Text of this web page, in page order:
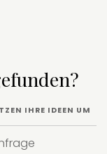
IHRE IDEEN UM